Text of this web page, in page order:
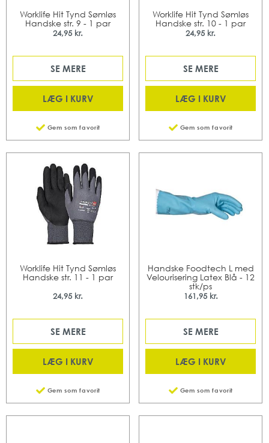
Worklife Hit Tynd Sømløs
Handske str. 9 - 1 par
24,95 kr.
SE MERE
LÆG I KURV
Gem som favorit
Worklife Hit Tynd Sømløs
Handske str. 10 - 1 par
24,95 kr.
SE MERE
LÆG I KURV
Gem som favorit
Worklife Hit Tynd Sømløs
Handske str. 11 - 1 par
24,95 kr.
SE MERE
LÆG I KURV
Gem som favorit
Handske Foodtech L med
Velourisering Latex Blå - 12
stk/ps
161,95 kr.
SE MERE
LÆG I KURV
Gem som favorit